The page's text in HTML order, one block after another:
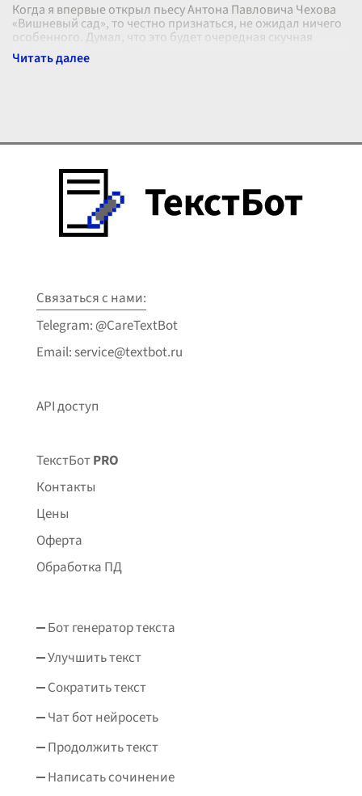
Когда я впервые открыл пьесу Антона Павловича Чехова
«Вишневый сад», то честно признаться, не ожидал ничего
особенного. Думал, что это будет очередная скучная
классика, которую зад
Связаться с нами:
Telegram: @CareTextBot
Email: service@textbot.ru
API доступ
ТекстБотPRO
Контакты
Цены
Оферта
Обработка ПД
Бот генератор текста
Улучшить текст
Сократить текст
Чат бот нейросеть
Продолжить текст
Написать сочинение